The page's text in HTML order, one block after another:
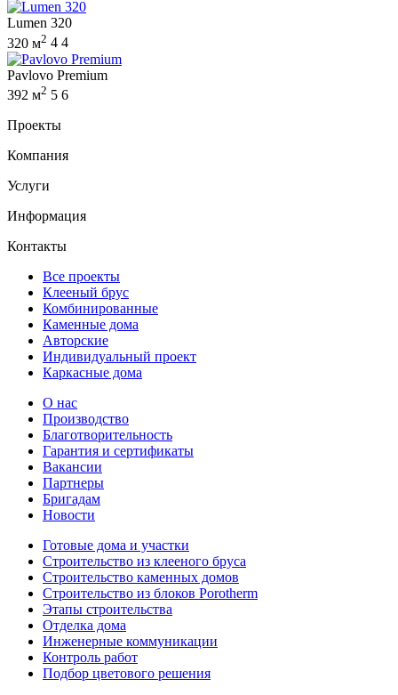
Lumen 320
320 м2 4 4
Pavlovo Premium
392 м2 5 6
Проекты
Компания
Услуги
Информация
Контакты
Все проекты
Клееный брус
Комбинированные
Каменные дома
Авторские
Индивидуальный проект
Каркасные дома
О нас
Производство
Благотворительность
Гарантия и сертификаты
Вакансии
Партнеры
Бригадам
Новости
Готовые дома и участки
Строительство из клееного бруса
Строительство каменных домов
Строительство из блоков Porotherm
Этапы строительства
Отделка дома
Инженерные коммуникации
Контроль работ
Подбор цветового решения